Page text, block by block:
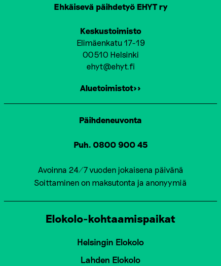
Ehkäisevä päihdetyö EHYT ry
Keskustoimisto
Elimäenkatu 17-19
00510 Helsinki
ehyt@ehyt.fi
Aluetoimistot>>
Päihdeneuvonta
Puh. 0800 900 45
Avoinna 24/7 vuoden jokaisena päivänä
Soittaminen on maksutonta ja anonyymiä
Elokolo-kohtaamispaikat
Helsingin Elokolo
Lahden Elokolo